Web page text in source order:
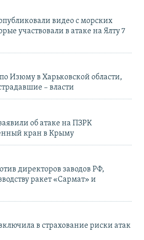
видео с морских
участвовали в атаке на Ялту 7
Изюму в Харьковской области,
– власти
об атаке на ПЗРК
кран в Крыму
директоров заводов РФ,
ракет «Сармат» и
в страхование риски атак